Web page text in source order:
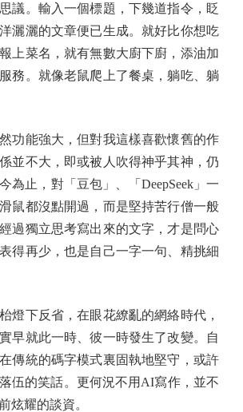
議。輸入一個標題，下幾道指令，眨
灑灑的文章便已生成。就好比你想吃
上菜名，就有無數大廚下廚，添油加
務。就像老鼠爬上了餐桌，躺吃、躺
能強大，但對我這樣喜歡懷舊的作
並不大，即或被人吹得神乎其神，仍
為止，對「豆包」、「DeepSeek」一
鼠都沒點開過，而是堅持苦行僧一般
過獨立思考寫出來的文字，才是問心
得再少，也是自己一字一句、精挑細
下反省，在眼花繚亂的網絡時代，
早就此一時、彼一時發生了改變。自
傳統的碼字模式裏固執地堅守，或許
伍的笑話。更何況不用AI寫作，並不
炫耀的談資。